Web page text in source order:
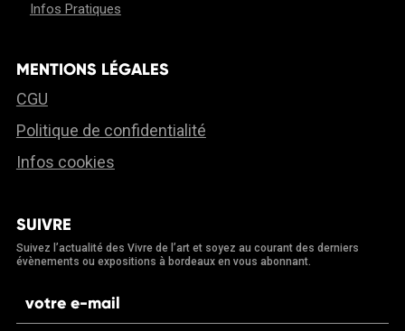
Infos Pratiques
MENTIONS LÉGALES
CGU
Politique de confidentialité
Infos cookies
SUIVRE
Suivez l’actualité des Vivre de l’art et soyez au courant des derniers
évènements ou expositions à bordeaux en vous abonnant.